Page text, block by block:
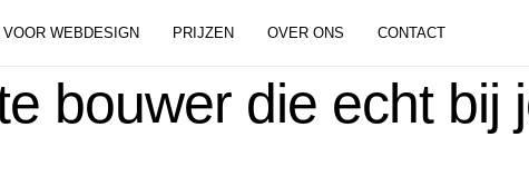
WEBDESIGN PRIJZEN OVER ONS CONTACT
bouwer die echt bij